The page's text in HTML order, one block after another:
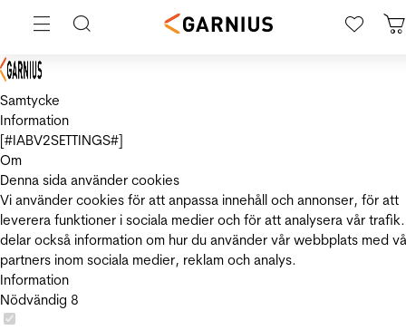
Samtycke
Information
[#IABV2SETTINGS#]
Om
Denna sida använder cookies
Vi använder cookies för att anpassa innehåll och annonser, för att
leverera funktioner i sociala medier och för att analysera vår
delar också information om hur du använder vår webbplats med
partners inom sociala medier, reklam och analys.
Information
Nödvändig 8